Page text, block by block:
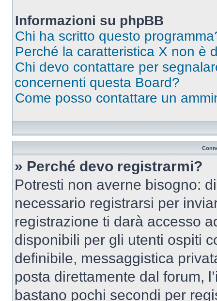
Informazioni su phpBB
Chi ha scritto questo
Perché la caratteristica X non è
Chi devo contattare per
concernenti questa Board?
Come posso contattare un
» Perché devo registrarmi?
Potresti non averne bisogno:
necessario registrarsi per
registrazione ti darà accesso
disponibili per gli utenti ospiti
definibile, messaggistica
posta direttamente dal forum,
bastano pochi secondi per